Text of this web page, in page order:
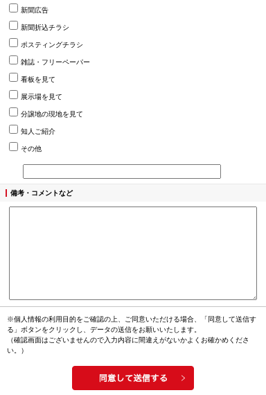
新聞広告
新聞折込チラシ
ポスティングチラシ
雑誌・フリーペーパー
看板を見て
展示場を見て
分譲地の現地を見て
知人ご紹介
その他
備考・コメントなど
※個人情報の利用目的をご確認の上、ご同意いただける場合、「同意して送信す
る」ボタンをクリックし、データの送信をお願いいたします。
（確認画面はございませんので入力内容に間違えがないかよくお確かめくださ
い。）